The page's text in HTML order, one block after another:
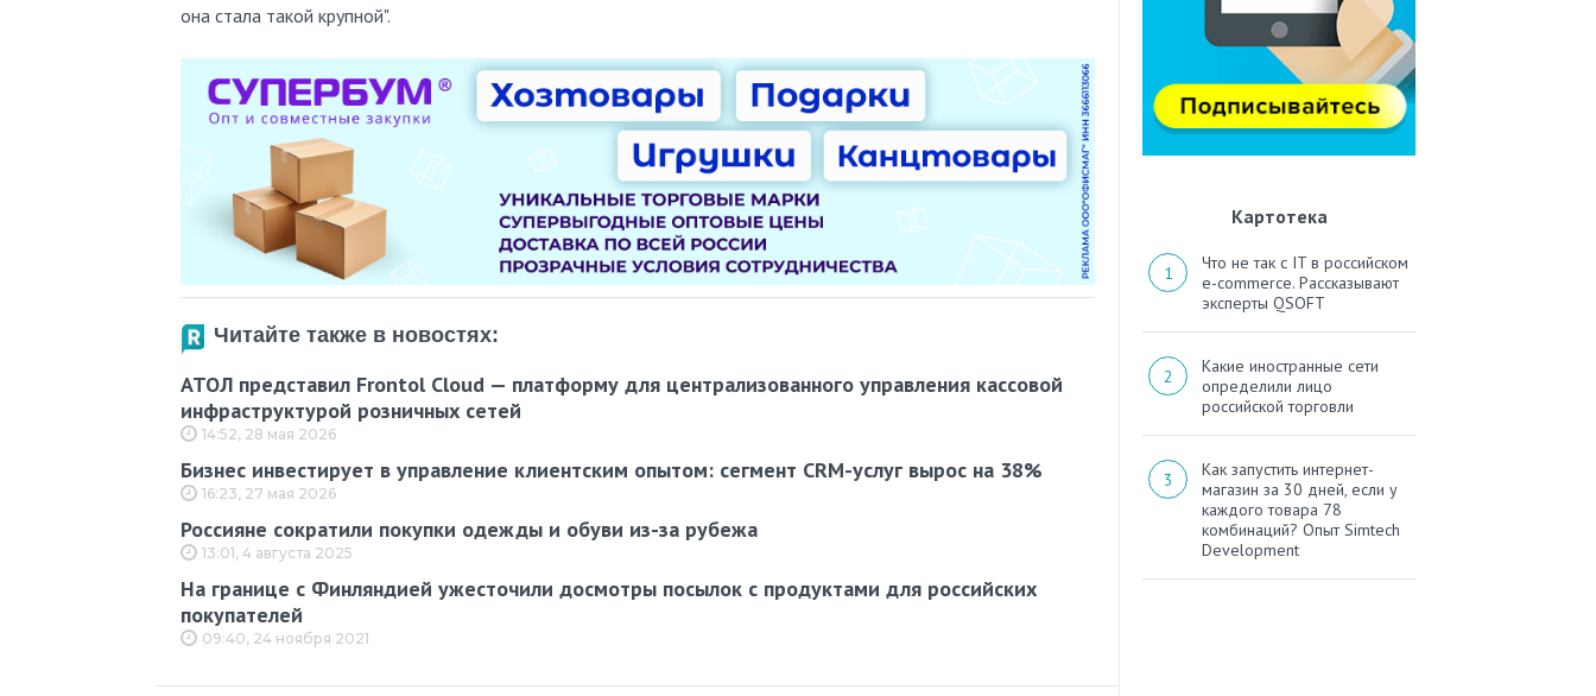
она стала такой крупной".
Читайте также в новостях:
АТОЛ представил Frontol Cloud — платформу для централизованного управления кассовой
инфраструктурой розничных сетей
14:52, 28 мая 2026
Бизнес инвестирует в управление клиентским опытом: сегмент CRM-услуг вырос на 38%
16:23, 27 мая 2026
Россияне сократили покупки одежды и обуви из-за рубежа
13:01, 4 августа 2025
На границе с Финляндией ужесточили досмотры посылок с продуктами для российских
покупателей
09:40, 24 ноября 2021
Картотека
Что не так с IT в российском
e-commerce. Рассказывают
эксперты QSOFT
Какие иностранные сети
определили лицо
российской торговли
Как запустить интернет-
магазин за 30 дней, если у
каждого товара 78
комбинаций? Опыт Simtech
Development